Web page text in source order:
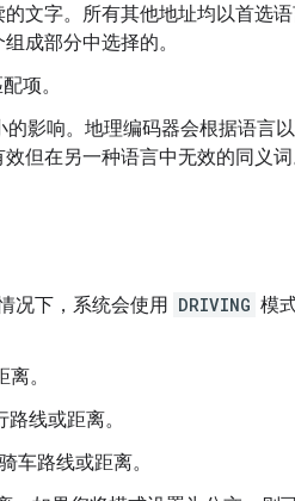
文字。所有其他地址均以首选
成部分中选择的。
项。
影响。地理编码器会根据语言
但在另一种语言中无效的同义词
况下，系统会使用 DRIVING 模
。
线或距离。
车路线或距离。